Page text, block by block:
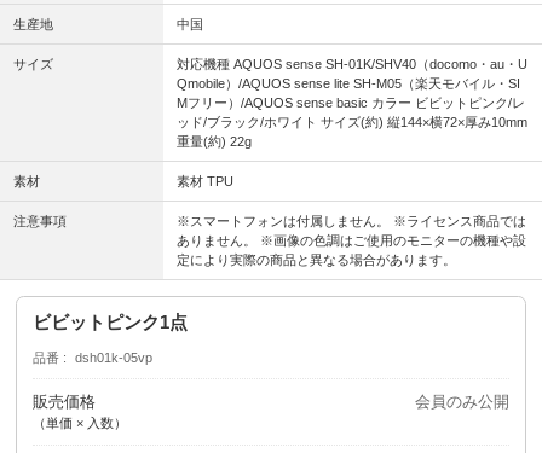
生産地 中国
サイズ
対応機種 AQUOS sense SH-01K/SHV40（docomo・au・U
Qmobile）/AQUOS sense lite SH-M05（楽天モバイル・SI
Mフリー）/AQUOS sense basic カラー ビビットピンク/レ
ッド/ブラック/ホワイト サイズ(約) 縦144×横72×厚み10mm
重量(約) 22g
素材 素材 TPU
注意事項
※スマートフォンは付属しません。 ※ライセンス商品では
ありません。 ※画像の色調はご使用のモニターの機種や設
定により実際の商品と異なる場合があります。
ビビットピンク1点
品番 dsh01k-05vp
販売価格
（単価 × 入数）
会員のみ公開